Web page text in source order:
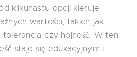
kilkunastu opcji kieruje
wartości, takich jak
tolerancja czy hojność. W ten
staje się edukacyjnym i